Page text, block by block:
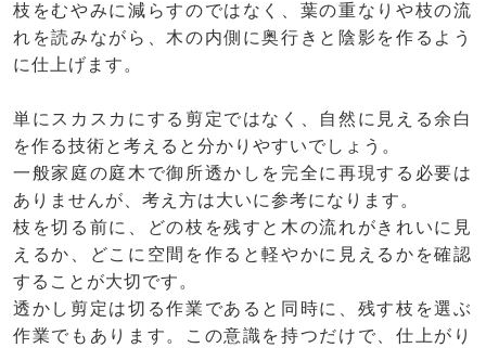
枝をむやみに減らすのではなく、葉の重なりや枝の流
れを読みながら、木の内側に奥行きと陰影を作るよう
に仕上げます。
単にスカスカにする剪定ではなく、自然に見える余白
を作る技術と考えると分かりやすいでしょう。
一般家庭の庭木で御所透かしを完全に再現する必要は
ありませんが、考え方は大いに参考になります。
枝を切る前に、どの枝を残すと木の流れがきれいに見
えるか、どこに空間を作ると軽やかに見えるかを確認
することが大切です。
透かし剪定は切る作業であると同時に、残す枝を選ぶ
作業でもあります。この意識を持つだけで、仕上がり